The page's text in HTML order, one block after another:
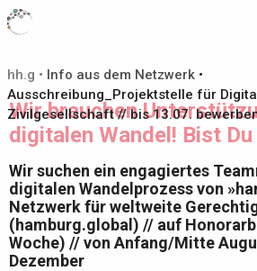
hh.g • Info aus dem Netzwerk •
Ausschreibung_Projektstelle für
Zivilgesellschaft // bis 13.07.
Wir brauchen
digitalen Wandel! Bist Du
Wir suchen ein engagiertes
digitalen Wandelprozess von
Netzwerk für weltweite
(hamburg.global) // auf
Woche) // von Anfang/Mitte
Dezember